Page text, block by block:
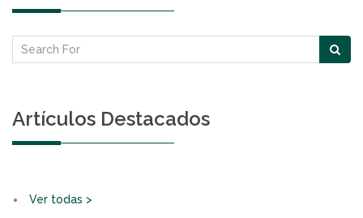
Artículos Destacados
Ver todas >